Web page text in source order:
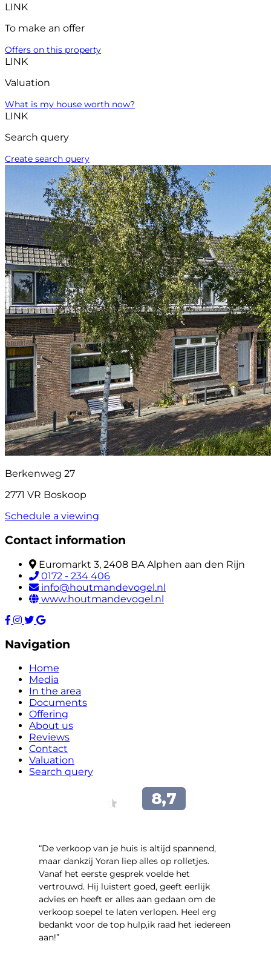
LINK
To make an offer
Offers on this property
LINK
Valuation
What is my house worth now?
LINK
Search query
Create search query
Berkenweg 27
2771 VR Boskoop
Schedule a viewing
Contact information
Euromarkt 3, 2408 BA Alphen aan den Rijn
0172 - 234 406
info@houtmandevogel.nl
www.houtmandevogel.nl
Navigation
Home
Media
In the area
Documents
Offering
About us
Reviews
Contact
Valuation
Search query
“​De verkoop van je huis is altijd spannend,
maar dankzij Yoran liep alles op rolletjes.
Vanaf het eerste gesprek voelde het
vertrouwd. Hij luistert goed, geeft eerlijk
advies en heeft er alles aan gedaan om de
verkoop soepel te laten verlopen. Heel erg
bedankt voor de top hulp,ik raad het iedereen
aan!”